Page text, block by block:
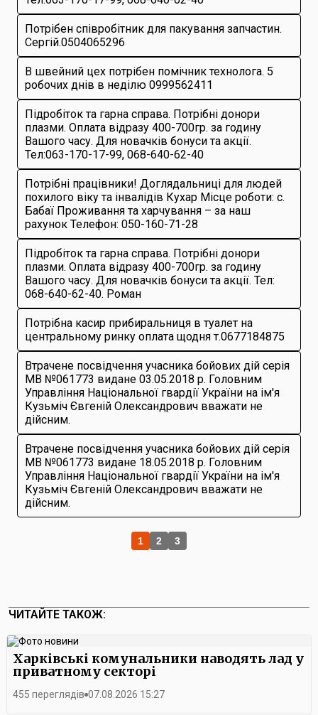
Потрібен співробітник для пакування запчастин.
Сергій.0504065296
В швейний цех потрібен помічник технолога. 5
робочих днів в неділю 0999562411
Підробіток та гарна справа. Потрібні донори
плазми. Оплата відразу 400-700гр. за годину
Вашого часу. Для новачків бонуси та акції.
Тел:063-170-17-99, 068-640-62-40
Потрібні працівники! Доглядальниці для людей
похилого віку та інвалідів Кухар Місце роботи: с.
Бабаї Проживання та харчування – за наш
рахунок Телефон: 050-160-71-28
Підробіток та гарна справа. Потрібні донори
плазми. Оплата відразу 400-700гр. за годину
Вашого часу. Для новачків бонуси та акції. Тел:
068-640-62-40. Роман
Потрібна касир прибиральниця в туалет на
центральному ринку оплата щодня т.0677184875
Втрачене посвідчення учасника бойових дій серія
МВ №061773 видане 03.05.2018 р. Головним
Управління Національної гвардії України на ім'я
Кузьміч Євгеній Олександрович вважати не
дійсним.
Втрачене посвідчення учасника бойових дій серія
МВ №061773 видане 18.05.2018 р. Головним
Управління Національної гвардії України на ім'я
Кузьміч Євгеній Олександрович вважати не
дійсним.
1 2 3
ЧИТАЙТЕ ТАКОЖ:
Харківські комунальники наводять лад у
приватному секторі
455 переглядів 07.08.2026 15:27